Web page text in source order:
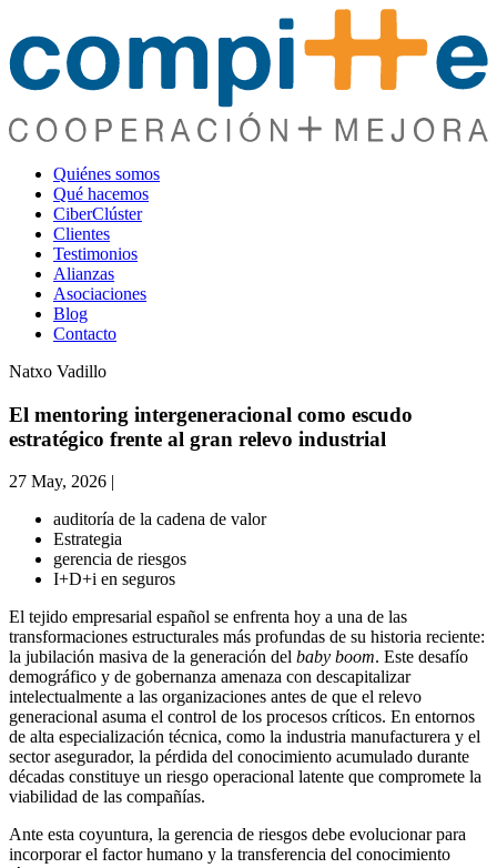
Quiénes somos
Qué hacemos
CiberClúster
Clientes
Testimonios
Alianzas
Asociaciones
Blog
Contacto
Natxo Vadillo
El mentoring intergeneracional como escudo
estratégico frente al gran relevo industrial
27 May, 2026 |
auditoría de la cadena de valor
Estrategia
gerencia de riesgos
I+D+i en seguros
El tejido empresarial español se enfrenta hoy a una de las
transformaciones estructurales más profundas de su historia reciente:
la jubilación masiva de la generación del baby boom. Este desafío
demográfico y de gobernanza amenaza con descapitalizar
intelectualmente a las organizaciones antes de que el relevo
generacional asuma el control de los procesos críticos. En entornos
de alta especialización técnica, como la industria manufacturera y el
sector asegurador, la pérdida del conocimiento acumulado durante
décadas constituye un riesgo operacional latente que compromete la
viabilidad de las compañías.
Ante esta coyuntura, la gerencia de riesgos debe evolucionar para
incorporar el factor humano y la transferencia del conocimiento